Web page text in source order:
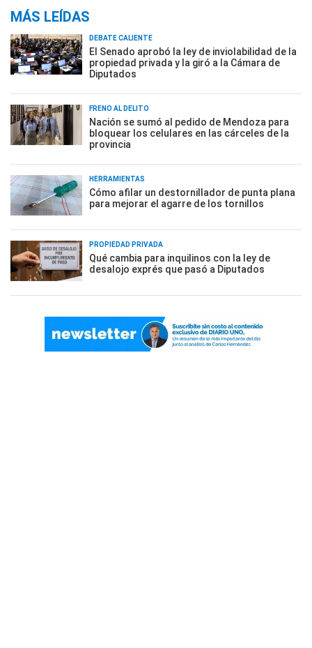
MÁS LEÍDAS
DEBATE CALIENTE
El Senado aprobó la ley de inviolabilidad de la
propiedad privada y la giró a la Cámara de
Diputados
FRENO AL DELITO
Nación se sumó al pedido de Mendoza para
bloquear los celulares en las cárceles de la
provincia
HERRAMIENTAS
Cómo afilar un destornillador de punta plana
para mejorar el agarre de los tornillos
PROPIEDAD PRIVADA
Qué cambia para inquilinos con la ley de
desalojo exprés que pasó a Diputados